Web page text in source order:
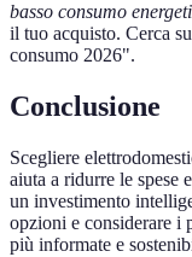
basso consumo
il tuo acquisto. Cerca
consumo 2026".
Conclusione
Scegliere
aiuta a ridurre le spese
un investimento
opzioni e considerare i
più informate e